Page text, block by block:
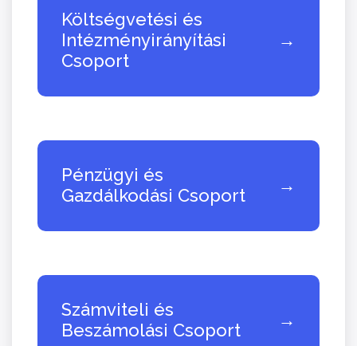
Költségvetési és
Intézményirányítási
Csoport
→
Pénzügyi és
Gazdálkodási Csoport
→
Számviteli és
Beszámolási Csoport
→